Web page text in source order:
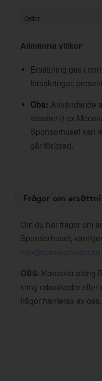
Order
Allmänna villkor:
Ersättning ges i
försäkringar,
Obs: Användande
rabatter (t ex
Sponsorhuset kan
går förlorad.
Frågor om
Om du har frågor om
Sponsorhuset,
info@sponsorhuset.se
OBS: Kontakta aldrig
kring rabattkoder eller
frågor hanteras av